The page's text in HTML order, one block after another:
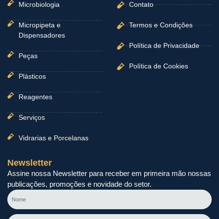
Microbiologia
Micropipeta e
Dispensadores
Peças
Plásticos
Reagentes
Serviços
Vidrarias e Porcelanas
Contato
Termos e Condições
Política de Privacidade
Política de Cookies
Newsletter
Assine nossa Newsletter para receber em primeira mão nossas
publicações, promoções e novidade do setor.
Nome